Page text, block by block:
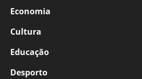
Economia
Cultura
Educação
Desporto